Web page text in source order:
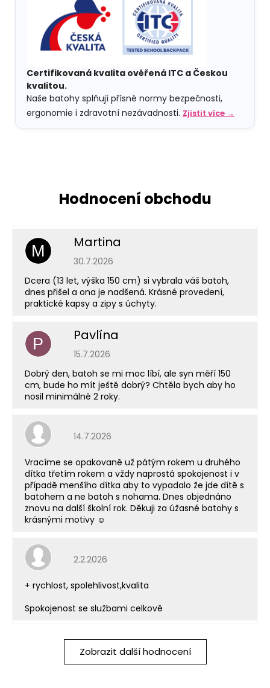
Certifikovaná kvalita ověřená ITC a Českou
kvalitou.
Naše batohy splňují přísné normy bezpečnosti,
ergonomie i zdravotní nezávadnosti. Zjistit více →
M Martina
Hodnocení obchodu je 5 z 5 hvězdiček.
30.7.2026
Dcera (13 let, výška 150 cm) si vybrala váš batoh,
dnes přišel a ona je nadšená. Krásné provedení,
praktické kapsy a zipy s úchyty.
P Pavlína
Hodnocení obchodu je 5 z 5 hvězdiček.
15.7.2026
Dobrý den, batoh se mi moc líbí, ale syn měří 150
cm, bude ho mít ještě dobrý? Chtěla bych aby ho
nosil minimálně 2 roky.
Hodnocení obchodu je 5 z 5 hvězdiček.
14.7.2026
Vracíme se opakovaně už pátým rokem u druhého
dítka třetím rokem a vždy naprostá spokojenost i v
případě menšího dítka aby to vypadalo že jde dítě s
batohem a ne batoh s nohama. Dnes objednáno
znovu na další školní rok. Děkuji za úžasné batohy s
krásnými motivy ☺️
Hodnocení obchodu je 5 z 5 hvězdiček.
2.2.2026
+ rychlost, spolehlivost,kvalita
Spokojenost se službami celkově
Zobrazit další hodnocení